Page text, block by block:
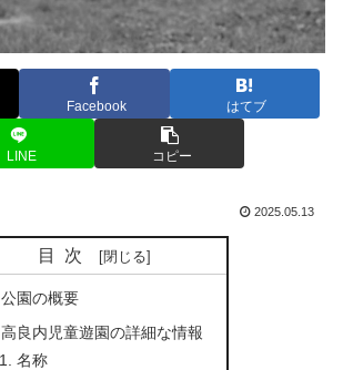
Facebook はてブ
LINE コピー
2025.05.13
目次
公園の概要
高良内児童遊園の詳細な情報
名称